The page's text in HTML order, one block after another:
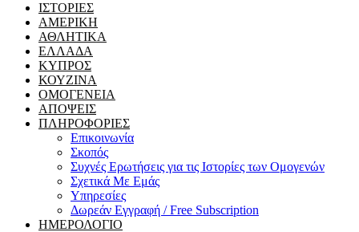
ΙΣΤΟΡΙΕΣ
ΑΜΕΡΙΚΗ
ΑΘΛΗΤΙΚΑ
ΕΛΛΑΔΑ
ΚΥΠΡΟΣ
ΚΟΥΖΙΝΑ
ΟΜΟΓΕΝΕΙΑ
ΑΠΟΨΕΙΣ
ΠΛΗΡΟΦΟΡΙΕΣ
Επικοινωνία
Σκοπός
Συχνές Ερωτήσεις για τις Ιστορίες των Ομογενών
Σχετικά Με Εμάς
Υπηρεσίες
Δωρεάν Εγγραφή / Free Subscription
ΗΜΕΡΟΛΟΓΙΟ